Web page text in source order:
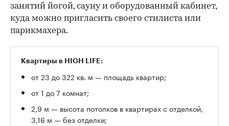
занятий йогой, сауну и оборудованный кабинет,
куда можно пригласить своего стилиста или
парикмахера.
Квартиры в HIGH LIFE:
от 23 до 322 кв. м — площадь квартир;
от 1 до 7 комнат;
2,9 м — высота потолков в квартирах с отделкой,
3,16 м — без отделки;